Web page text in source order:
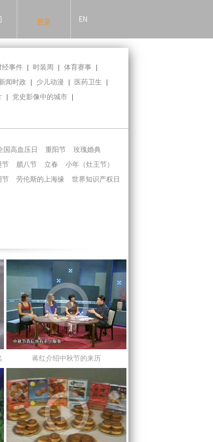
登录 EN
经事件 时装周 体育赛事
闻时政 少儿动漫 医药卫生
党史影像中的城市
国高血压日 重阳节
玫瑰婚典
节 腊八节 立春
小年（灶王节）
节 劳伦斯的上海缘
世界知识产权日
蒋红介绍中秋节的来历